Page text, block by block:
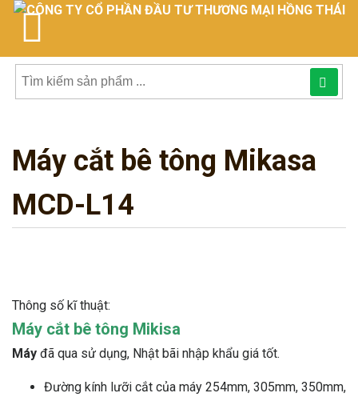
Tìm
sản
phẩmphẩm:
Máy cắt bê tông Mikasa
MCD-L14
Thông số kĩ thuật:
Máy cắt bê tông Mikisa
Máy đã qua sử dụng, Nhật bãi nhập khẩu giá tốt.
Đường kính lưỡi cắt của máy 254mm, 305mm, 350mm,